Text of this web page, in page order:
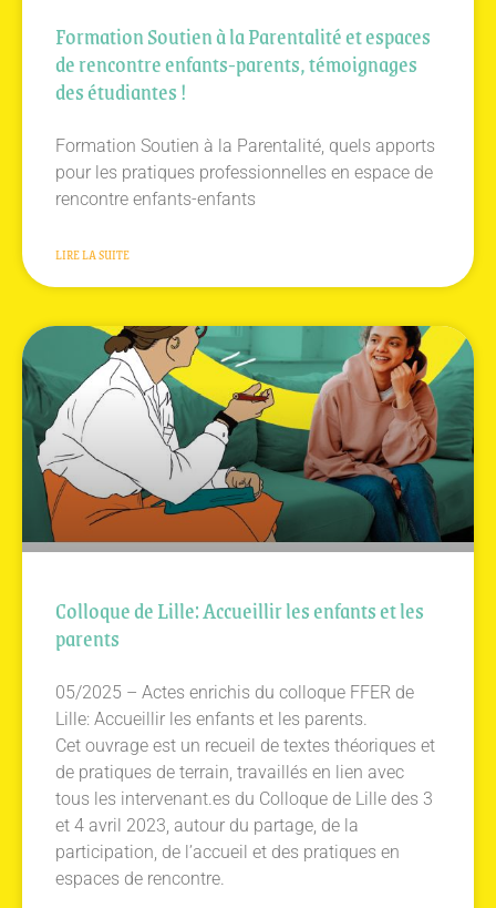
Formation Soutien à la Parentalité et espaces
de rencontre enfants-parents, témoignages
des étudiantes !
Formation Soutien à la Parentalité, quels apports
pour les pratiques professionnelles en espace de
rencontre enfants-enfants
LIRE LA SUITE
Colloque de Lille: Accueillir les enfants et les
parents
05/2025 – Actes enrichis du colloque FFER de
Lille: Accueillir les enfants et les parents.
Cet ouvrage est un recueil de textes théoriques et
de pratiques de terrain, travaillés en lien avec
tous les intervenant.es du Colloque de Lille des 3
et 4 avril 2023, autour du partage, de la
participation, de l’accueil et des pratiques en
espaces de rencontre.